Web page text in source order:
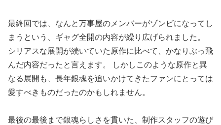
最終回では、なんと万事屋のメンバーがゾンビになってし
まうという、ギャグ全開の内容が繰り広げられました。
シリアスな展開が続いていた原作に比べて、かなりぶっ飛
んだ内容だったと言えます。 しかしこのような原作と異
なる展開も、長年銀魂を追いかけてきたファンにとっては
愛すべきものだったのかもしれません。
最後の最後まで銀魂らしさを貫いた、制作スタッフの遊び